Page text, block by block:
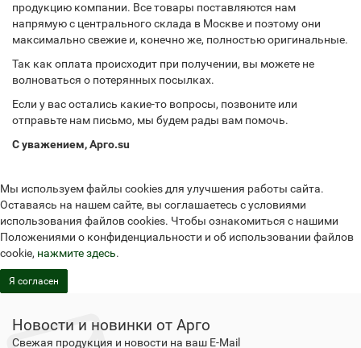
продукцию компании. Все товары поставляются нам
напрямую с центрального склада в Москве и поэтому они
максимально свежие и, конечно же, полностью оригинальные.
Так как оплата происходит при получении, вы можете не
волноваться о потерянных посылках.
Если у вас остались какие-то вопросы, позвоните или
отправьте нам письмо, мы будем рады вам помочь.
С уважением, Арго.su
Мы используем файлы cookies для улучшения работы сайта.
Оставаясь на нашем сайте, вы соглашаетесь с условиями
использования файлов cookies. Чтобы ознакомиться с нашими
Положениями о конфиденциальности и об использовании файлов
cookie, нажмите здесь.
Я согласен
Новости и новинки от Арго
Свежая продукция и новости на ваш E-Mail